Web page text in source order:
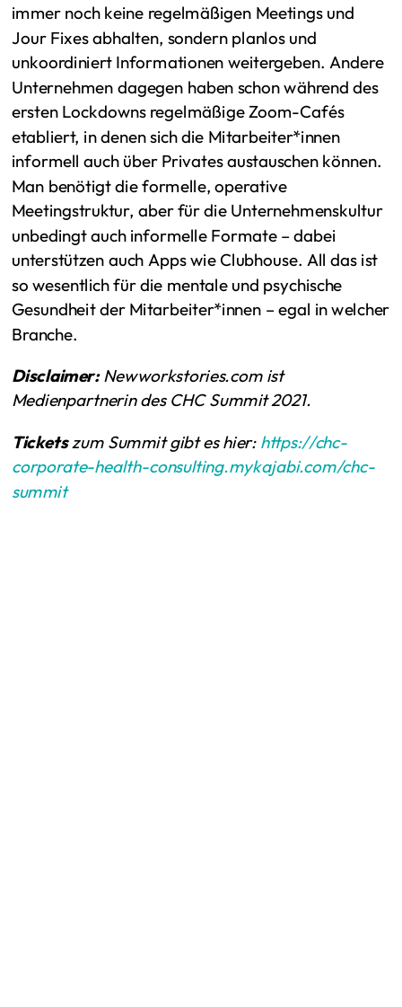
immer noch keine regelmäßigen Meetings und
Jour Fixes abhalten, sondern planlos und
unkoordiniert Informationen weitergeben. Andere
Unternehmen dagegen haben schon während des
ersten Lockdowns regelmäßige Zoom-Cafés
etabliert, in denen sich die Mitarbeiter*innen
informell auch über Privates austauschen können.
Man benötigt die formelle, operative
Meetingstruktur, aber für die Unternehmenskultur
unbedingt auch informelle Formate – dabei
unterstützen auch Apps wie Clubhouse. All das ist
so wesentlich für die mentale und psychische
Gesundheit der Mitarbeiter*innen – egal in welcher
Branche.
Disclaimer:Newworkstories.com ist
Medienpartnerin des CHC Summit 2021.
Ticketszum Summit gibt es hier: https://chc-
corporate-health-consulting.mykajabi.com/chc-
summit